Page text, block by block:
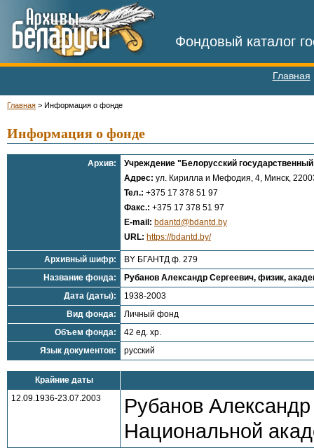
Фондовый каталог
Главная
Главная > Информация о фонде
Информация о фонде
Архив:
Учреждение "Белорусский
Адрес: ул. Кирилла и Мефодия, 4, Минск,
Тел.: +375 17 378 51 97
Факс.: +375 17 378 51 97
E-mail: bdantd@bdantd.by
URL: https://bdantd.by/
Архивный шифр:
BY БГАНТД ф. 279
Название фонда:
Рубанов Александр Сергеевич, физик,
Дата (даты):
1938-2003
Вид фонда:
Личный фонд
Объем фонда:
42 ед. хр.
Язык документов:
русский
Крайние даты
12.09.1936-23.07.2003
Рубанов
Национальной